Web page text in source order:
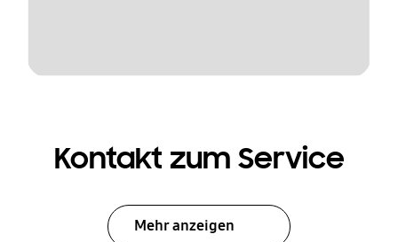
Kontakt zum Service
Mehr anzeigen